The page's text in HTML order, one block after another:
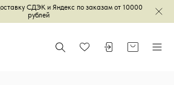
СДЭК и Яндекс по заказам от 10000
рублей
Поиск ИзбранноеВойти илиКорзинаМеню